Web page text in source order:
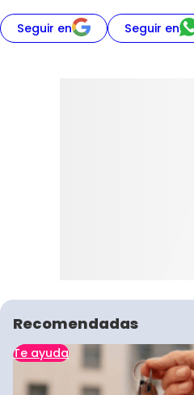
Seguir en Seguir en
Recomendadas
Te ayuda